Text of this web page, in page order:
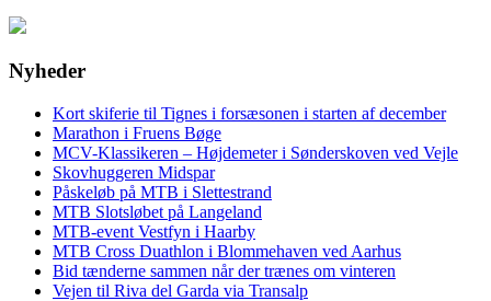
Nyheder
Kort skiferie til Tignes i forsæsonen i starten af december
Marathon i Fruens Bøge
MCV-Klassikeren – Højdemeter i Sønderskoven ved Vejle
Skovhuggeren Midspar
Påskeløb på MTB i Slettestrand
MTB Slotsløbet på Langeland
MTB-event Vestfyn i Haarby
MTB Cross Duathlon i Blommehaven ved Aarhus
Bid tænderne sammen når der trænes om vinteren
Vejen til Riva del Garda via Transalp